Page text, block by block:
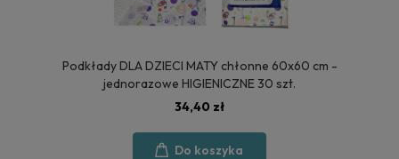
Podkłady DLA DZIECI MATY chłonne 60x60 cm -
jednorazowe HIGIENICZNE 30 szt.
34,40 zł
Do koszyka